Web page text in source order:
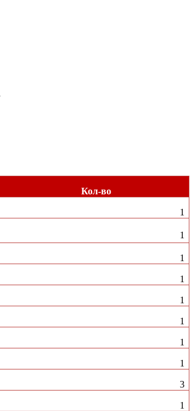
Кол-во
1
1
1
1
1
1
1
1
3
1